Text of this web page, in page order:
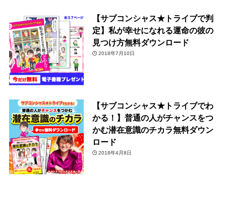
【サブコンシャス★トライブで判
定】私が幸せになれる運命の彼の
見つけ方無料ダウンロード
2018年7月10日
【サブコンシャス★トライブでわ
かる！】普通の人がチャンスをつ
かむ潜在意識のチカラ無料ダウン
ロード
2018年4月8日